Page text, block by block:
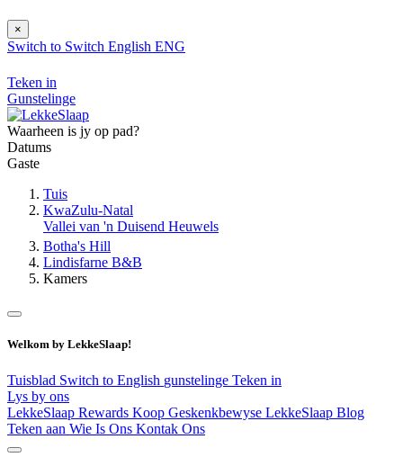
×
Switch to Switch English ENG
Teken in
Gunstelinge
Waarheen is jy op pad?
Datums
Gaste
Tuis
KwaZulu-Natal
Vallei van 'n Duisend Heuwels
Botha's Hill
Lindisfarne B&B
Kamers
Welkom by LekkeSlaap!
Tuisblad Switch to English gunstelinge Teken in
Lys by ons
LekkeSlaap Rewards Koop Geskenkbewyse LekkeSlaap Blog
Teken aan Wie Is Ons Kontak Ons